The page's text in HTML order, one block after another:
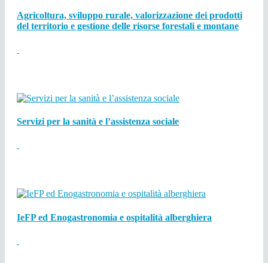
Agricoltura, sviluppo rurale, valorizzazione dei prodotti
del territorio e gestione delle risorse forestali e montane
Servizi per la sanità e l’assistenza sociale
IeFP ed Enogastronomia e ospitalità alberghiera